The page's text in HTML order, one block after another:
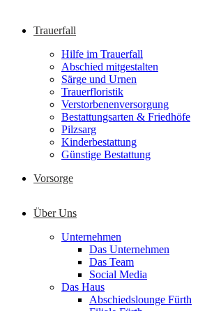
Trauerfall
Hilfe im Trauerfall
Abschied mitgestalten
Särge und Urnen
Trauerfloristik
Verstorbenenversorgung
Bestattungsarten & Friedhöfe
Pilzsarg
Kinderbestattung
Günstige Bestattung
Vorsorge
Über Uns
Unternehmen
Das Unternehmen
Das Team
Social Media
Das Haus
Abschiedslounge Fürth